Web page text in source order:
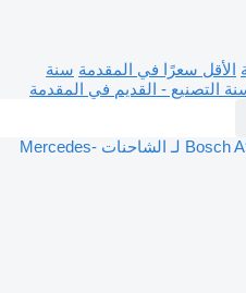
الأقل سعرًا في المقدمة سنة
التصنيع - القديم في المقدمة